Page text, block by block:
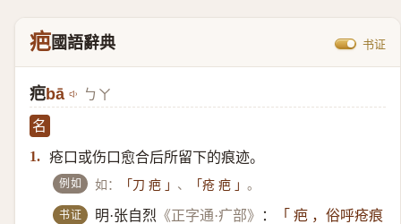
疤國語辭典 书证
疤bā ㄅㄚ
名
1. 疮口或伤口愈合后所留下的痕迹。
例如 如： 「刀 疤 」 、 「疮 疤 」。
书证 明·张自烈 《正字通·疒部》 ：
「 疤 ，俗呼疮痕